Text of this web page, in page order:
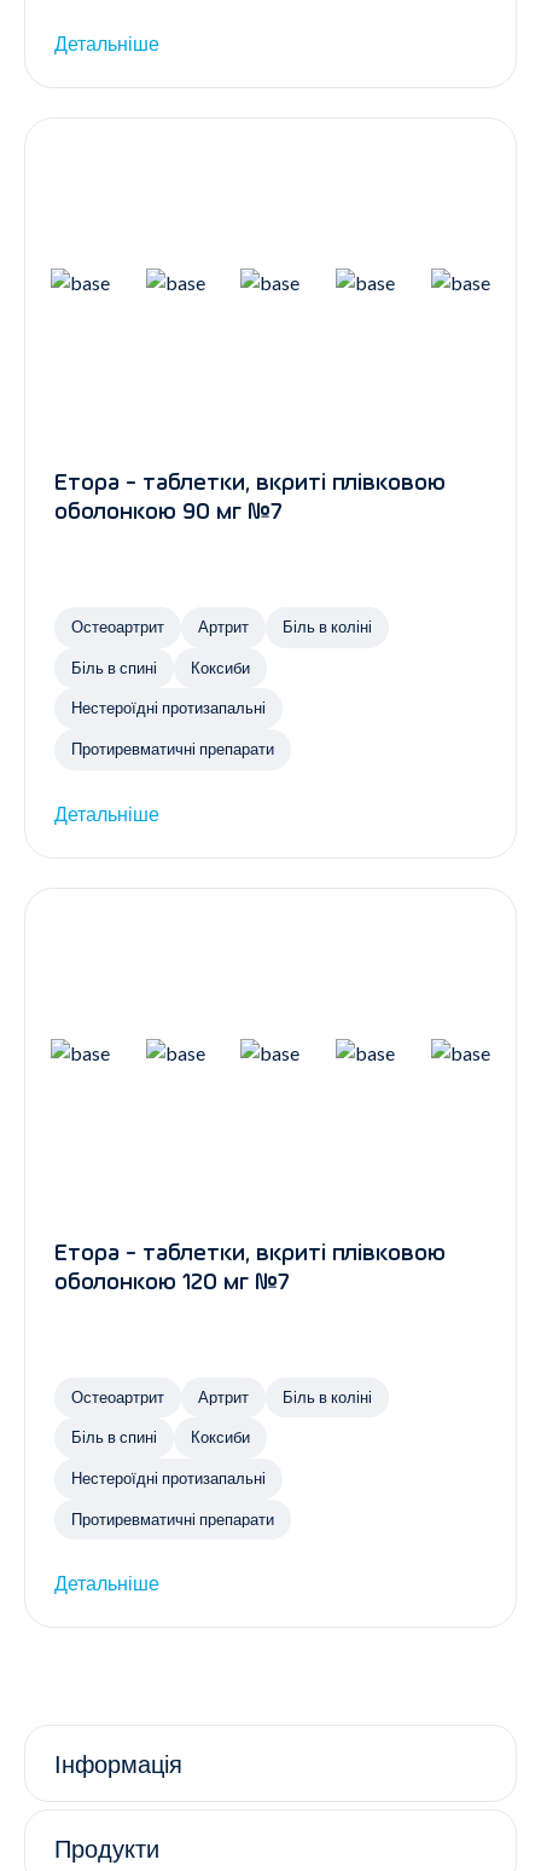
Детальніше
Етора - таблетки, вкриті плівковою
оболонкою 90 мг №7
Остеоартрит Артрит Біль в коліні
Біль в спині Коксиби
Нестероїдні протизапальні
Протиревматичні препарати
Детальніше
Етора - таблетки, вкриті плівковою
оболонкою 120 мг №7
Остеоартрит Артрит Біль в коліні
Біль в спині Коксиби
Нестероїдні протизапальні
Протиревматичні препарати
Детальніше
Інформація
Продукти